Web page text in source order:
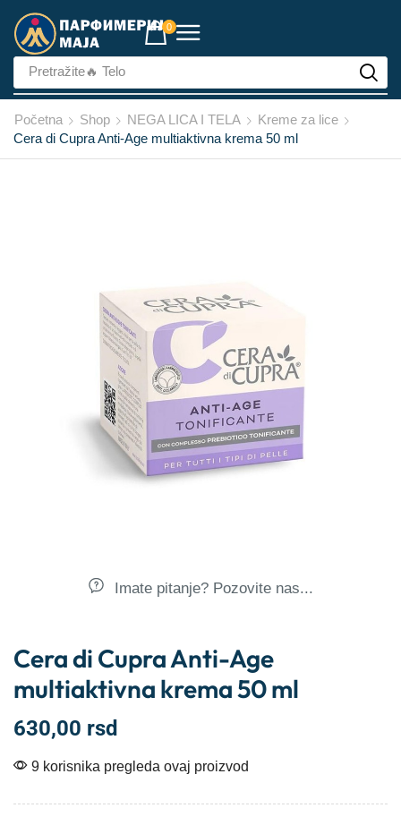
0
Pretražite🔥 Telo
Početna Shop NEGA LICA I TELA
Kreme za lice
Cera di Cupra Anti-Age multiaktivna krema 50 ml
Imate pitanje? Pozovite nas...
Cera di Cupra Anti-Age
multiaktivna krema 50 ml
630,00 rsd
9 korisnika pregleda ovaj proizvod